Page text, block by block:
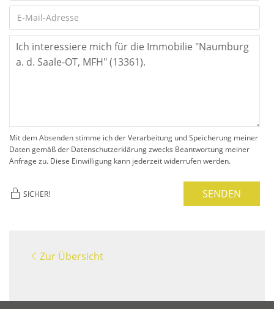
Mit dem Absenden stimme ich der Verarbeitung und Speicherung meiner
Daten gemäß der Datenschutzerklärung zwecks Beantwortung meiner
Anfrage zu. Diese Einwilligung kann jederzeit widerrufen werden.
SICHER! SENDEN
Zur Übersicht